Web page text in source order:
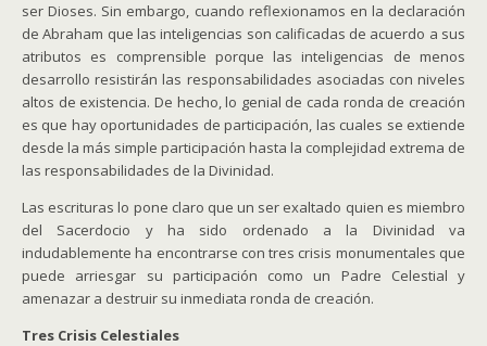
ser Dioses. Sin embargo, cuando reflexionamos en la declaración
de Abraham que las inteligencias son calificadas de acuerdo a sus
atributos es comprensible porque las inteligencias de menos
desarrollo resistirán las responsabilidades asociadas con niveles
altos de existencia. De hecho, lo genial de cada ronda de creación
es que hay oportunidades de participación, las cuales se extiende
desde la más simple participación hasta la complejidad extrema de
las responsabilidades de la Divinidad.
Las escrituras lo pone claro que un ser exaltado quien es miembro
del Sacerdocio y ha sido ordenado a la Divinidad va
indudablemente ha encontrarse con tres crisis monumentales que
puede arriesgar su participación como un Padre Celestial y
amenazar a destruir su inmediata ronda de creación.
Tres Crisis Celestiales